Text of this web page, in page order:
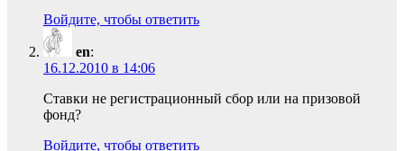
Войдите, чтобы ответить
en:
16.12.2010 в 14:06
Ставки не регистрационный сбор или на призовой
фонд?
Войдите, чтобы ответить